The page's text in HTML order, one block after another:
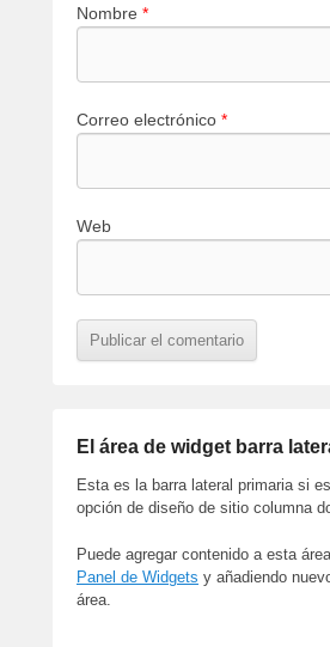
Nombre *
Correo electrónico *
Web
El área de widget barra
Esta es la barra lateral primaria si
opción de diseño de sitio columna
Puede agregar contenido a esta
Panel de Widgets y añadiendo
área.